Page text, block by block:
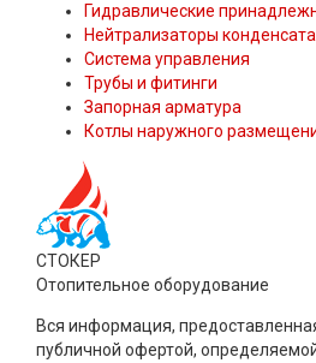
Гидравлические
Нейтрализаторы конденсата
Система управления
Трубы и фитинги
Запорная арматура
Котлы наружного
СТОКЕР
Отопительное оборудование
Вся информация,
публичной офертой,